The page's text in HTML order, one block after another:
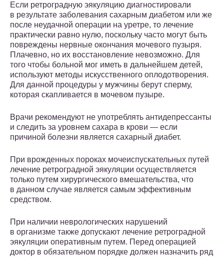
Если ретроградную эякуляцию диагностировали
в результате заболевания сахарным диабетом или же
после неудачной операции на уретре, то лечение
практически равно нулю, поскольку часто могут быть
повреждены нервные окончания мочевого пузыря.
Плачевно, но их восстановление невозможно. Для
того чтобы больной мог иметь в дальнейшем детей,
используют методы искусственного оплодотворения.
Для данной процедуры у мужчины берут сперму,
которая скапливается в мочевом пузыре.
Врачи рекомендуют не употреблять антидепрессанты
и следить за уровнем сахара в крови — если
причиной болезни является сахарный диабет.
При врожденных пороках мочеиспускательных путей
лечение ретроградной эякуляции осуществляется
только путем хирургического вмешательства, что
в данном случае является самым эффективным
средством.
При наличии неврологических нарушений
в организме также допускают лечение ретроградной
эякуляции оперативным путем. Перед операцией
доктор в обязательном порядке должен назначить ряд